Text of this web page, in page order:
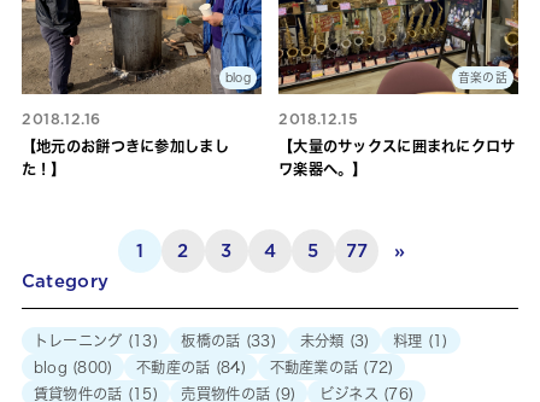
blog
2018.12.16
【地元のお餅つきに参加しまし
た！】
音楽の話
2018.12.15
【大量のサックスに囲まれにクロサ
ワ楽器へ。】
1 2 3 4 5 77
»
Category
トレーニング (13) 板橋の話 (33) 未分類 (3) 料理 (1)
blog (800) 不動産の話 (84) 不動産業の話 (72)
賃貸物件の話 (15) 売買物件の話 (9) ビジネス (76)